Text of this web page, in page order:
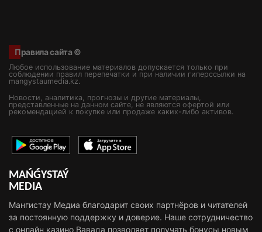
Правила сайта ©
Любое использование материалов допускается только при
соблюдении правил перепечатки и при наличии гиперссылки на
mangystaumedia.kz.
Новости, аналитика, прогнозы и другие материалы,
представленные на данном сайте, не являются офертой или
рекомендацией к покупке или продаже каких-либо активов.
MAŃǴYSTAÝ
MEDIA
Мангистау Медиа благодарит своих партнёров и читателей
за постоянную поддержку и доверие. Наше сотрудничество
с онлайн казино Вавада позволяет получать бонусы новым